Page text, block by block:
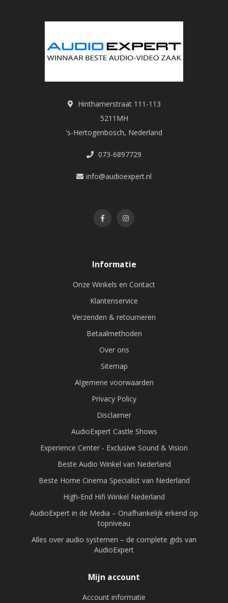
Hinthamerstraat 111-113
5211MH
's-Hertogenbosch, Nederland
073-6897729
info@audioexpert.nl
Informatie
Onze Winkels en Contact
Klantenservice
Verzenden & retourneren
Betaalmethoden
Over ons
Sitemap
Algemene voorwaarden
Privacy Policy
Disclaimer
AudioExpert Castle Shows
Experience Center - Exclusive Sound & Vision
Beste Audio Winkel van Nederland
Beste Home Cinema Specialist van Nederland
High-End Hifi Winkel Nederland
AudioExpert in de Media – Onafhankelijk erkend op
topniveau
Alles over audio systemen – de complete gids van
AudioExpert
Mijn account
Account informatie